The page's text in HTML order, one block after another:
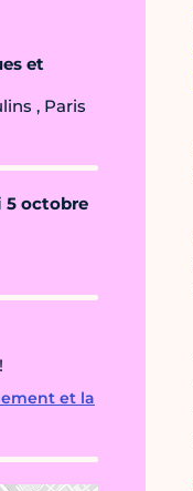
et
, Paris
5 octobre
et la